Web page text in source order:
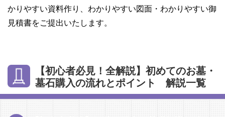
かりやすい資料作り、わかりやすい図面・わかりやすい御
見積書をご提出いたします。
【初心者必見！全解説】初めてのお墓・
墓石購入の流れとポイント 解説一覧